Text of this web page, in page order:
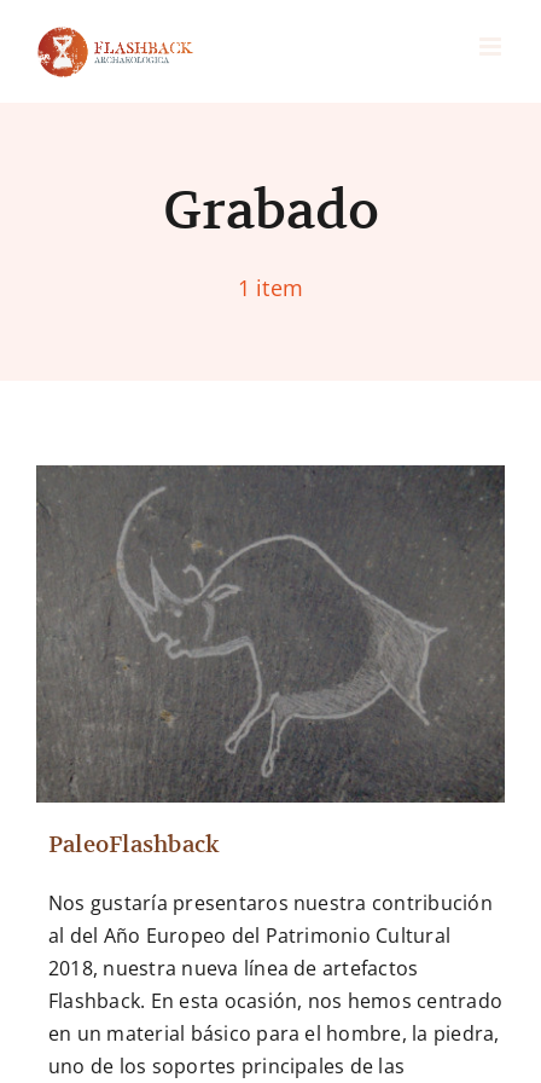
content
Grabado
1 item
PaleoFlashback
Nos gustaría presentaros nuestra contribución
al del Año Europeo del Patrimonio Cultural
2018, nuestra nueva línea de artefactos
Flashback. En esta ocasión, nos hemos centrado
en un material básico para el hombre, la piedra,
uno de los soportes principales de las